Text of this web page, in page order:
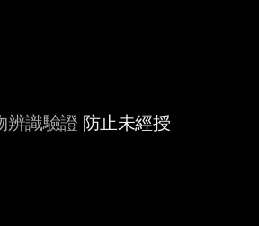
辨識驗證 防止未經授